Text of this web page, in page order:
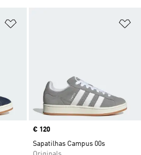
Price
€ 120
Sapatilhas Campus 00s